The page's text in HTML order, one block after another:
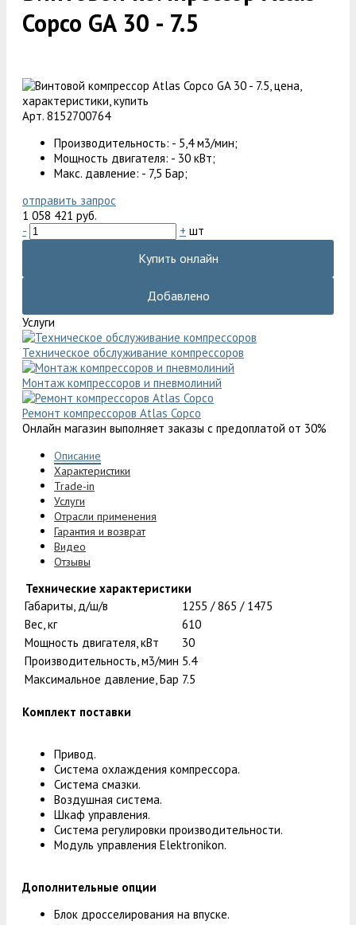
Copco GA 30 - 7.5
Арт. 8152700764
Производительность: - 5,4 м3/мин;
Мощность двигателя: - 30 кВт;
Макс. давление: - 7,5 Бар;
отправить запрос
1 058 421 руб.
-
+ шт
Купить онлайн
Добавлено
Услуги
Техническое обслуживание компрессоров
Монтаж компрессоров и пневмолиний
Ремонт компрессоров Atlas Copco
Онлайн магазин выполняет заказы с предоплатой от 30%
Описание
Характеристики
Trade-in
Услуги
Отрасли применения
Гарантия и возврат
Видео
Отзывы
Технические характеристики
Габариты, д/ш/в
1255 / 865 / 1475
Вес, кг
610
Мощность двигателя, кВт
30
Производительность, м3/мин 5.4
Максимальное давление, Бар 7.5
Комплект поставки
Привод.
Система охлаждения компрессора.
Система смазки.
Воздушная система.
Шкаф управления.
Система регулировки производительности.
Модуль управления Elektronikon.
Дополнительные опции
Блок дросселирования на впуске.